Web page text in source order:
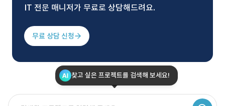
IT 전문 매니저가 무료로 상담해드려요.
무료 상담 신청
찾고 싶은 프로젝트를 검색해 보세요!